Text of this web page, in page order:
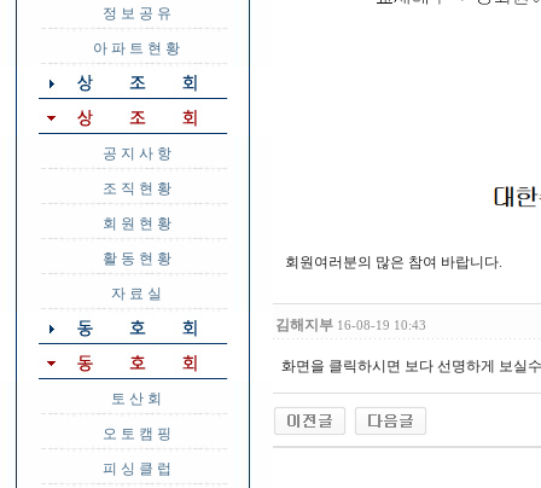
정 보 공 유
아 파 트 현 황
공 지 사 항
조 직 현 황
회 원 현 황
활 동 현 황
자 료 실
토 산 회
오 토 캠 핑
피 싱 클 럽
회원여러분의 많은 참여 바랍니다.
김해지부 16-08-19 10:43
화면을 클릭하시면 보다 선명하게 보실